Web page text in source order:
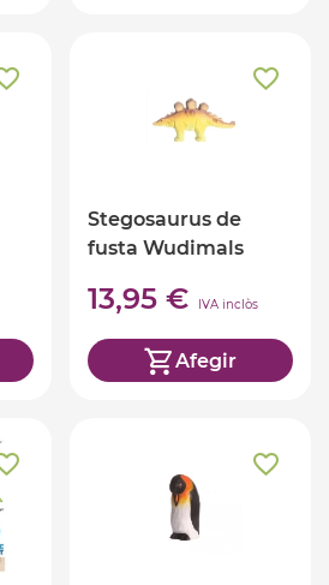
Stegosaurus de
fusta Wudimals
13,95 € IVA inclòs
Afegir